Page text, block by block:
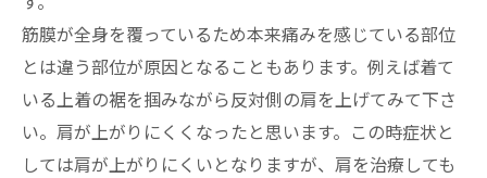
筋膜が全身を覆っているため本来痛みを感じている部位
とは違う部位が原因となることもあります。例えば着て
いる上着の裾を掴みながら反対側の肩を上げてみて下さ
い。肩が上がりにくくなったと思います。この時症状と
しては肩が上がりにくいとなりますが、肩を治療しても